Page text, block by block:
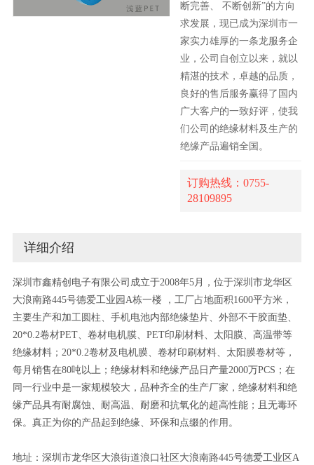
断完善、 不断创新”的方向
求发展，现已成为深圳市一
家实力雄厚的一条龙服务企
业，公司自创立以来，就以
精湛的技术，卓越的品质，
良好的售后服务赢得了国内
广大客户的一致好评，使我
们公司的绝缘材料及生产的
绝缘产品遍销全国。
订购热线：0755-
28109895
详细介绍
深圳市鑫精创电子有限公司成立于2008年5月，位于深圳市龙华区
大浪南路445号德爱工业园A栋一楼 ，工厂占地面积1600平方米，
主要生产和加工圆柱、手机电池内部绝缘垫片、外部不干胶面垫、
20*0.2卷材PET、卷材电机膜、PET印刷材料、太阳膜、高温带等
绝缘材料；20*0.2卷材及电机膜、卷材印刷材料、太阳膜卷材等，
每月销售在80吨以上；绝缘材料和绝缘产品日产量2000万PCS；在
同一行业中是一家规模较大，品种齐全的生产厂家，绝缘材料和绝
缘产品具有耐腐蚀、耐高温、耐磨和抗氧化的超高性能；且无毒环
保。真正为你的产品起到绝缘、环保和点缀的作用。
地址：深圳市龙华区大浪街道浪口社区大浪南路445号德爱工业区A